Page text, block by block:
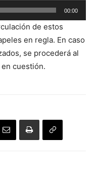
00:00
de estos
en regla. En caso
se procederá al
cuestión.